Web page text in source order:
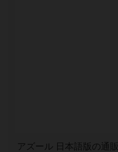
アズール 日本語版の通販